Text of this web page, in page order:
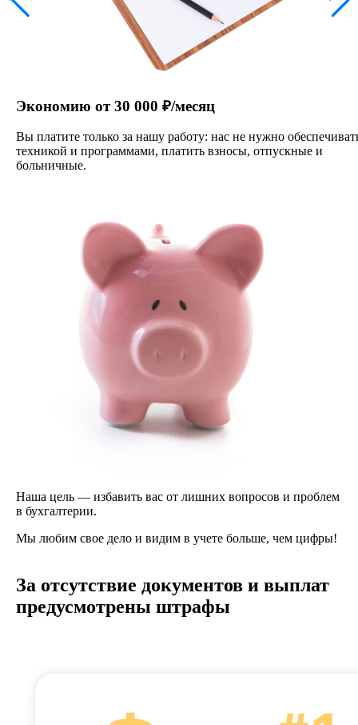
Экономию от 30 000 ₽/месяц
Вы платите только за нашу работу: нас не нужно
техникой и программами, платить взносы, отпускные и
больничные.
Наша цель — избавить вас от лишних вопросов и проблем
в бухгалтерии.
Мы любим свое дело и видим в учете больше, чем цифры!
За отсутствие документов и выплат
предусмотрены штрафы